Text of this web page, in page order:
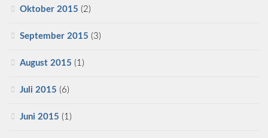
Oktober 2015 (2)
September 2015 (3)
August 2015 (1)
Juli 2015 (6)
Juni 2015 (1)